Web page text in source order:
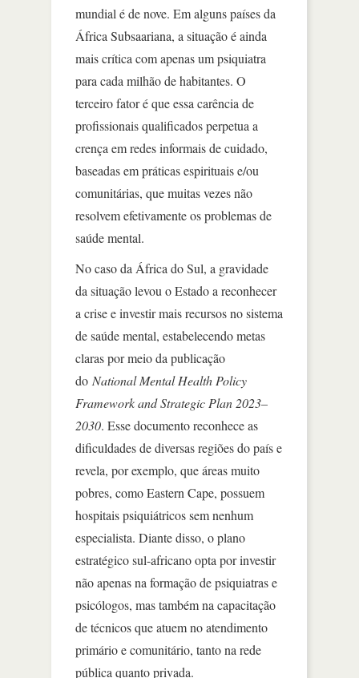
mundial é de nove. Em alguns países da
África Subsaariana, a situação é ainda
mais crítica com apenas um psiquiatra
para cada milhão de habitantes. O
terceiro fator é que essa carência de
profissionais qualificados perpetua a
crença em redes informais de cuidado,
baseadas em práticas espirituais e/ou
comunitárias, que muitas vezes não
resolvem efetivamente os problemas de
saúde mental.
No caso da África do Sul, a gravidade
da situação levou o Estado a reconhecer
a crise e investir mais recursos no sistema
de saúde mental, estabelecendo metas
claras por meio da publicação
do National Mental Health Policy
Framework and Strategic Plan 2023–
2030. Esse documento reconhece as
dificuldades de diversas regiões do país e
revela, por exemplo, que áreas muito
pobres, como Eastern Cape, possuem
hospitais psiquiátricos sem nenhum
especialista. Diante disso, o plano
estratégico sul-africano opta por investir
não apenas na formação de psiquiatras e
psicólogos, mas também na capacitação
de técnicos que atuem no atendimento
primário e comunitário, tanto na rede
pública quanto privada.